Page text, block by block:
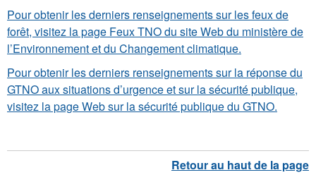
Pour obtenir les derniers renseignements sur les feux de
forêt, visitez la page Feux TNO du site Web du ministère de
l’Environnement et du Changement climatique.
Pour obtenir les derniers renseignements sur la réponse du
GTNO aux situations d’urgence et sur la sécurité publique,
visitez la page Web sur la sécurité publique du GTNO.